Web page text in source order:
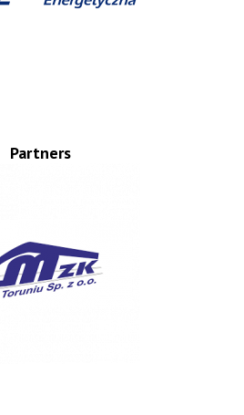
Partners